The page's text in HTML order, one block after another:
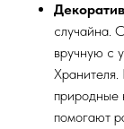
случайна.
вручную с
природные
помогают